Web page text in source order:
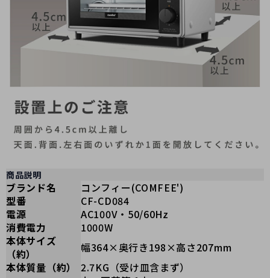
商品説明
ブランド名
コンフィー(COMFEE')
型番
CF-CD084
電源
AC100V・50/60Hz
消費電力
1000W
本体サイズ
（約）
幅364×奥行き198×高さ207mm
本体質量（約）
2.7KG（受け皿含まず）